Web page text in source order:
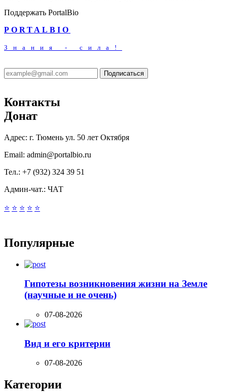
Поддержать PortalBio
PORTALBIO
Знания - сила!
Подписаться
Контакты
Донат
Адрес: г. Тюмень ул. 50 лет Октября
Email: admin@portalbio.ru
Тел.: +7 (932) 324 39 51
Админ-чат.: ЧАТ
⭐ ⭐ ⭐ ⭐ ⭐
Популярные
Гипотезы возникновения жизни на Земле
(научные и не очень)
07-08-2026
Вид и его критерии
07-08-2026
Категории